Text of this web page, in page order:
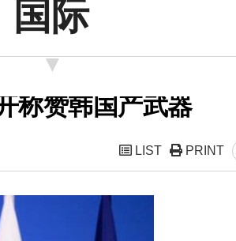
国际
称赞韩国产武器
LIST PRINT